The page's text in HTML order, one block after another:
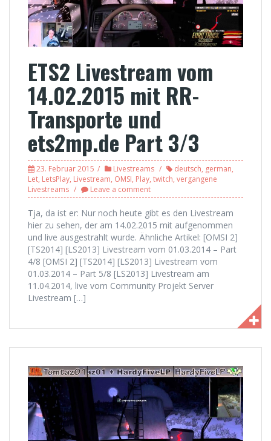
ETS2 Livestream vom
14.02.2015 mit RR-
Transporte und
ets2mp.de Part 3/3
23. Februar 2015 Livestreams deutsch, german,
Let, LetsPlay, Livestream, OMSI, Play, twitch, vergangene
Livestreams
Leave a comment
Tja, da ist er: Nur noch heute gibt es den Livestream
hier zu sehen, der am 14.02.2015 mit aufgenommen
und live ausgestrahlt wurde. Ähnliche Artikel: [OMSI 2]
[TS2014] [LS2013] Livestream vom 01.03.2014 – Part
4/8 [OMSI 2] [TS2014] [LS2013] Livestream vom
01.03.2014 – Part 5/8 [LS2013] Livestream am
11.04.2014, live vom Community Projekt Server
Livestream […]